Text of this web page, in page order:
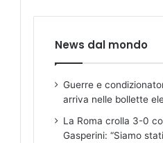
News dal mondo
Guerre e
arriva nelle bollette
La Roma crolla 3-0
Gasperini: “Siamo